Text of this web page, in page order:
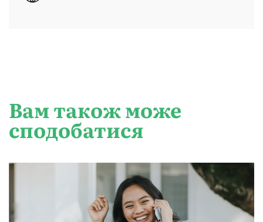
Вам також може
сподобатися